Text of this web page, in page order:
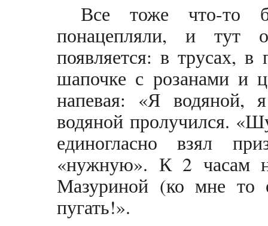
Все тоже что-то
понацепляли, и тут
появляется: в трусах, в
шапочке с розанами и
напевая: «Я водяной,
водяной пролучился.
единогласно взял
«нужную». К 2 часам
Мазуриной (ко мне то
пугать!».